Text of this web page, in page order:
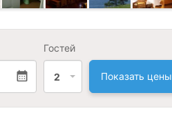
Гостей
2 Показать цены